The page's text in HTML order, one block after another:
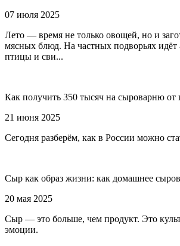
07 июля 2025
Лето — время не только овощей, но и
мясных блюд. На частных подворьях идёт
птицы и сви...
Как получить 350 тысяч на сыроварню от
21 июня 2025
Сегодня разберём, как в России можно
Сыр как образ жизни: как домашнее
20 мая 2025
Сыр — это больше, чем продукт. Это
эмоции.